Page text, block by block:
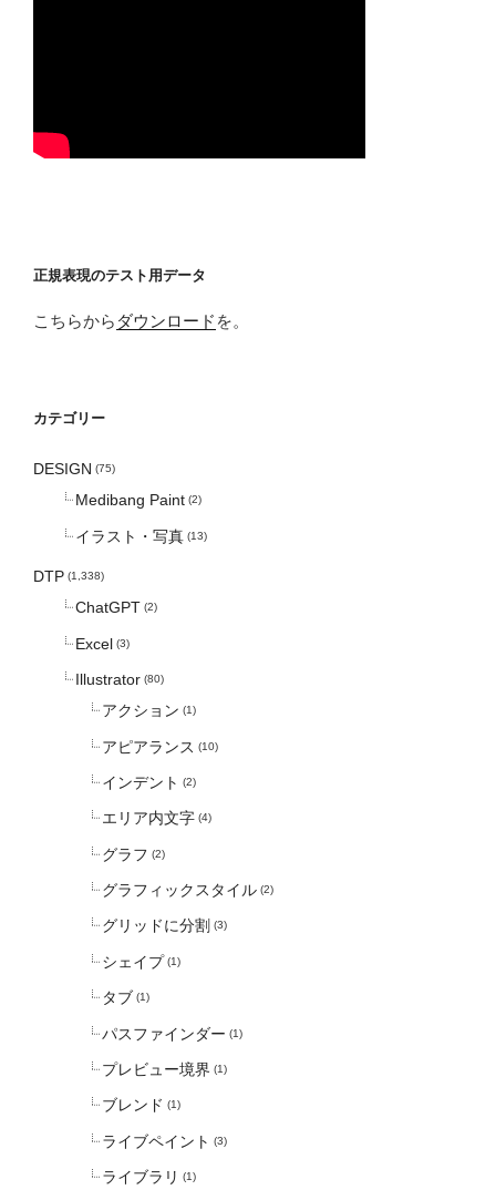
正規表現のテスト用データ
こちらから ダウンロード を。
カテゴリー
DESIGN (75)
Medibang Paint (2)
イラスト・写真 (13)
DTP (1,338)
ChatGPT (2)
Excel (3)
Illustrator (80)
アクション (1)
アピアランス (10)
インデント (2)
エリア内文字 (4)
グラフ (2)
グラフィックスタイル (2)
グリッドに分割 (3)
シェイプ (1)
タブ (1)
パスファインダー (1)
プレビュー境界 (1)
ブレンド (1)
ライブペイント (3)
ライブラリ (1)